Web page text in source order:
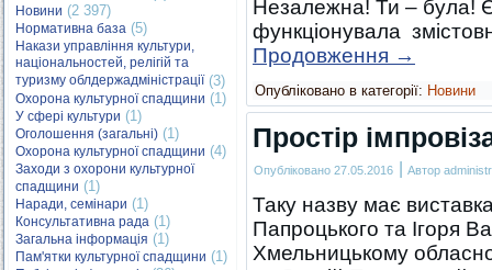
Новини (2 397)
Нормативна база (5)
Накази управління культури,
національностей, релігій та
туризму облдержадміністрації(3)
Охорона культурної спадщини (1)
У сфері культури (1)
Оголошення (загальні) (1)
Охорона культурної спадщини (4)
Заходи з охорони культурної
спадщини (1)
Наради, семінари (1)
Консультативна рада (1)
Загальна інформація (1)
Пам'ятки культурної спадщини (1)
Незалежна! Ти – була!
функціонувала
Продовження →
Опубліковано в категорії: Новини
Простір
Опубліковано 27.05.2016 | Автор
Таку назву має
Папроцького та Ігоря
Хмельницькому